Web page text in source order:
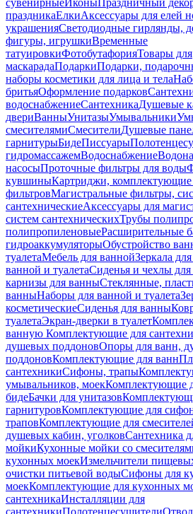
сувенирныеИконыПраздничный
праздникаЕлкиАксессуары для елей
украшенияСветодиодные гирлянды,
фигуры, игрушкиВременные
татуировкиФотобутафорияТовары для
маскарадаПодаркиПодарки,
наборы косметики для лица и тела
бритьяОформление подарков
водоснабжениеСантехникаДушевые
двериВанныУнитазыУмывальники
смесителямиСмесителиДушевые
гарнитурыБидеПиссуары
гидромассажемВодоснабжение
насосыПроточные фильтры для воды
кувшиныКартриджи,
фильтровМагистральные фильтры,
сантехническиеАксессуары для
систем сантехническихТрубы
полипропиленовыеРасширительные
гидроаккумуляторыОбустройство
туалетаМебель для ваннойЗеркала
ванной и туалетаСиденья и чехлы для
карнизы для ванныСтеклянные,
ванныНаборы для ванной и туалета
косметическиеСиденья для ванны
туалетаЭкран-дверки в туалет
ванную Комплектующие для
душевых поддоновОпоры для ванн,
поддоновКомплектующие для ванн
сантехникиСифоны, трапы
умывальников, моекКомплектующие
бидеБачки для унитазов
гарнитуровКомплектующие для
траповКомплектующие для
душевых кабин, уголковСантехника
мойкиКухонные мойки со
кухонных моекИзмельчители
очистки питьевой водыСифоны для
моекКомплектующие для кухонных
сантехникаИнсталляции для
сантехникиПолотенцесушители